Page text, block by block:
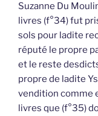
Suzanne Du
livres (f°34) fut
sols pour ladite
réputé le propre
et le reste
propre de ladite
vendition comme
livres que (f°35)